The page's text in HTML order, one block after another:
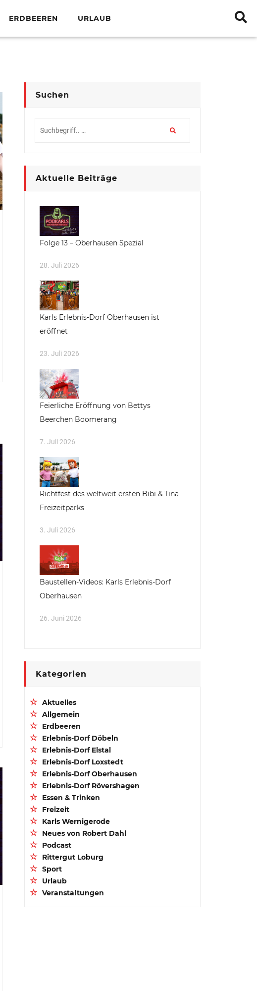
ERDBEEREN URLAUB
Suchen
Aktuelle Beiträge
Folge 13 – Oberhausen Spezial
28. Juli 2026
Karls Erlebnis-Dorf Oberhausen ist
eröffnet
23. Juli 2026
Feierliche Eröffnung von Bettys
Beerchen Boomerang
7. Juli 2026
Richtfest des weltweit ersten Bibi & Tina
Freizeitparks
3. Juli 2026
Baustellen-Videos: Karls Erlebnis-Dorf
Oberhausen
26. Juni 2026
Kategorien
Aktuelles
Allgemein
Erdbeeren
Erlebnis-Dorf Döbeln
Erlebnis-Dorf Elstal
Erlebnis-Dorf Loxstedt
Erlebnis-Dorf Oberhausen
Erlebnis-Dorf Rövershagen
Essen & Trinken
Freizeit
Karls Wernigerode
Neues von Robert Dahl
Podcast
Rittergut Loburg
Sport
Urlaub
Veranstaltungen